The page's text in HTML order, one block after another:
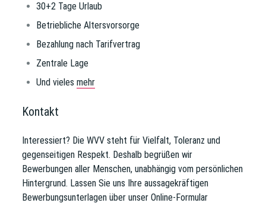
30+2 Tage Urlaub
Betriebliche Altersvorsorge
Bezahlung nach Tarifvertrag
Zentrale Lage
Und vielesmehr
Kontakt
Interessiert? Die WVV steht für Vielfalt, Toleranz und
gegenseitigen Respekt. Deshalb begrüßen wir
Bewerbungen aller Menschen, unabhängig vom persönlichen
Hintergrund. Lassen Sie uns Ihre aussagekräftigen
Bewerbungsunterlagen über unser Online-Formular